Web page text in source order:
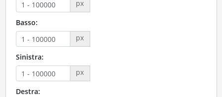
px
Basso:
px
Sinistra:
px
Destra: